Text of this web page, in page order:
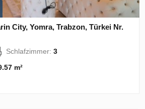
City, Yomra, Trabzon, Türkei Nr.
Schlafzimmer:3
m²